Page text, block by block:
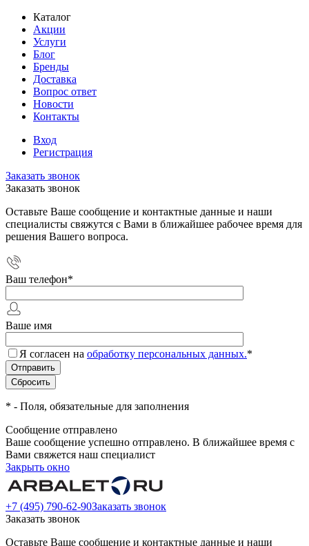
Каталог
Акции
Услуги
Блог
Бренды
Доставка
Вопрос ответ
Новости
Контакты
Вход
Регистрация
Заказать звонок
Заказать звонок
Оставьте Ваше сообщение и контактные данные и наши
специалисты свяжутся с Вами в ближайшее рабочее время для
решения Вашего вопроса.
Ваш телефон*
Ваше имя
Я согласен на обработку персональных данных.*
* - Поля, обязательные для заполнения
Сообщение отправлено
Ваше сообщение успешно отправлено. В ближайшее время с
Вами свяжется наш специалист
Закрыть окно
+7 (495) 790-62-90Заказать звонок
Заказать звонок
Оставьте Ваше сообщение и контактные данные и наши